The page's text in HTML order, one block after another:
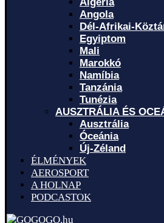
Angola
Dél-Afrikai-
Egyiptom
Mali
Marokkó
Namíbia
Tanzánia
Tunézia
AUSZTRÁLIA ÉS
Ausztrália
Óceánia
Új-Zéland
ÉLMÉNYEK
AEROSPORT
A HOLNAP
PODCASTOK